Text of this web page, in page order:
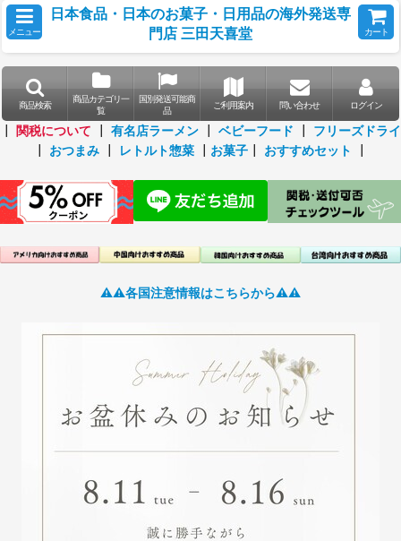
メニュー
日本食品・日本のお菓子・日用品の海外発送専
門店 三田天喜堂
カート
商品検索
商品カテゴリ一
覧
国別発送可能商
品
ご利用案内 問い合わせ ログイン
関税について 有名店ラーメン ベビーフード
フリーズドライ
おつまみ レトルト惣菜 お菓子 おすすめセット
⚠️⚠️各国注意情報はこちらから⚠️⚠️